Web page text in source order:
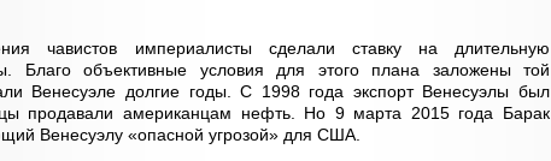
чавистов империалисты сделали ставку на длительную
Благо объективные условия для этого плана заложены той
Венесуэле долгие годы. С 1998 года экспорт Венесуэлы был
продавали американцам нефть. Но 9 марта 2015 года Барак
Венесуэлу «опасной угрозой» для США.